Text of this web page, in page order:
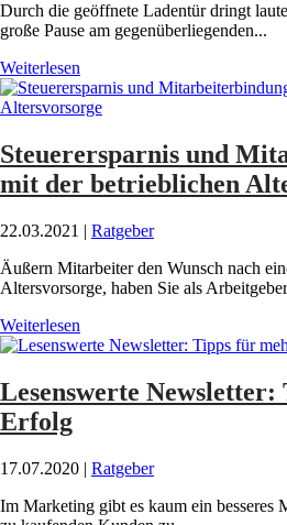
Durch die geöffnete Ladentür dringt
große Pause am gegenüberliegenden...
Weiterlesen
Steuerersparnis und
mit der betrieblichen
22.03.2021 | Ratgeber
Äußern Mitarbeiter den Wunsch nach
Altersvorsorge, haben Sie als
Weiterlesen
Lesenswerte
Erfolg
17.07.2020 | Ratgeber
Im Marketing gibt es kaum ein besseres